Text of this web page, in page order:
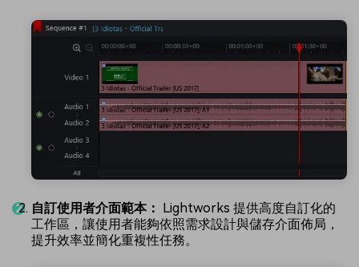
自訂使用者介面範本： Lightworks 提供高度自訂化的
工作區，讓使用者能夠依照需求設計與儲存介面佈局，
提升效率並簡化重複性任務。